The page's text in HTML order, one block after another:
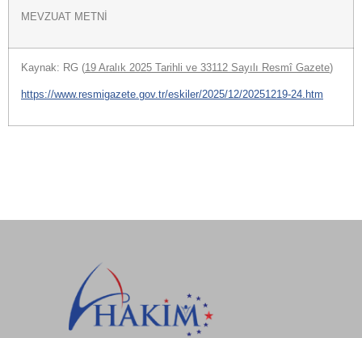
MEVZUAT METNİ
Kaynak: RG (19 Aralık 2025 Tarihli ve 33112 Sayılı Resmî Gazete)
https://www.resmigazete.gov.tr/eskiler/2025/12/20251219-24.htm